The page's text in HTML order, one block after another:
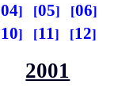
04 05
06
10 11 12
2001